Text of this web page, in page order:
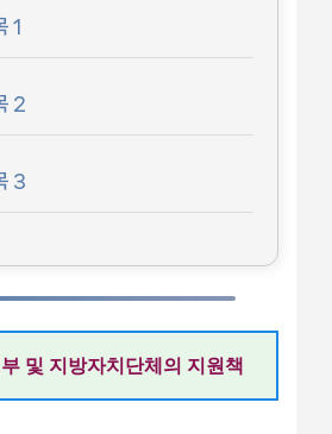
1
2
3
및 지방자치단체의 지원책